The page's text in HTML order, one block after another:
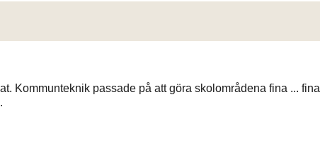
Kommunteknik passade på att göra skolområdena fina ... fina